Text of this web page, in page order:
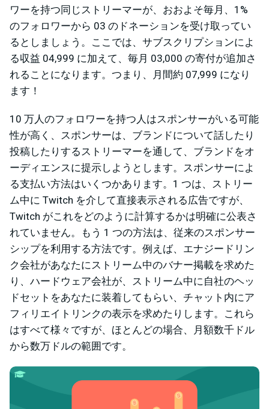
ワーを持つ同じストリーマーが、おおよそ毎月、1%
のフォロワーから 03 のドネーションを受け取ってい
るとしましょう。ここでは、サブスクリプションによ
る収益 04,999 に加えて、毎月 03,000 の寄付が追加さ
れることになります。つまり、月間約 07,999 になり
ます！
10 万人のフォロワーを持つ人はスポンサーがいる可能
性が高く、スポンサーは、ブランドについて話したり
投稿したりするストリーマーを通して、ブランドをオ
ーディエンスに提示しようとします。スポンサーによ
る支払い方法はいくつかあります。1 つは、ストリー
ム中に Twitch を介して直接表示される広告ですが、
Twitch がこれをどのように計算するかは明確に公表さ
れていません。もう 1 つの方法は、従来のスポンサー
シップを利用する方法です。例えば、エナジードリン
ク会社があなたにストリーム中のバナー掲載を求めた
り、ハードウェア会社が、ストリーム中に自社のヘッ
ドセットをあなたに装着してもらい、チャット内にア
フィリエイトリンクの表示を求めたりします。これら
はすべて様々ですが、ほとんどの場合、月額数千ドル
から数万ドルの範囲です。